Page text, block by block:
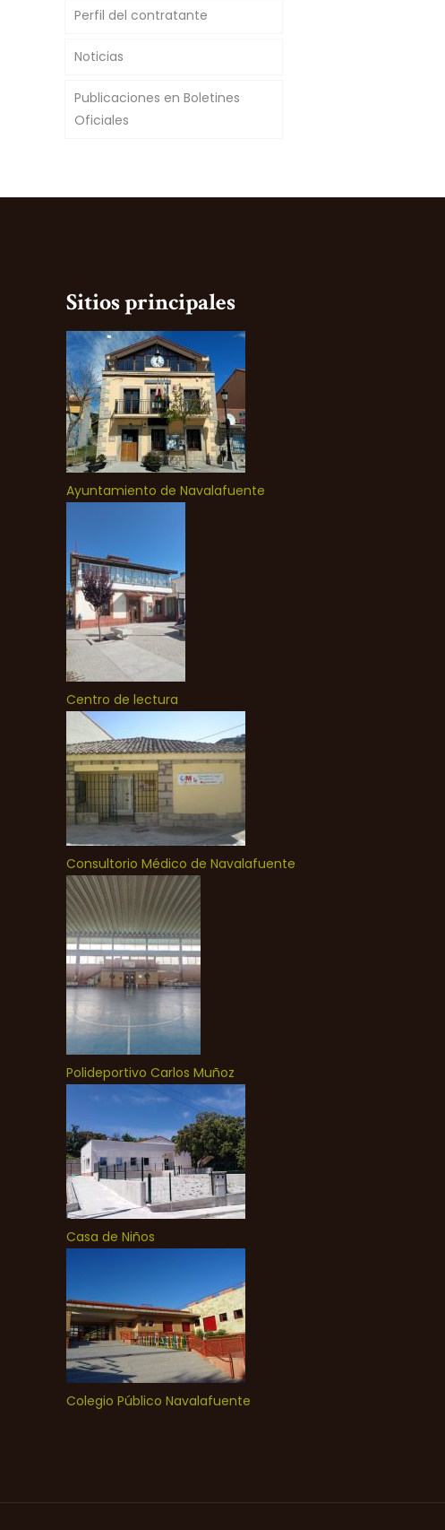
Perfil del contratante
Noticias
Publicaciones en Boletines
Oficiales
Sitios principales
Ayuntamiento de Navalafuente
Centro de lectura
Consultorio Médico de Navalafuente
Polideportivo Carlos Muñoz
Casa de Niños
Colegio Público Navalafuente